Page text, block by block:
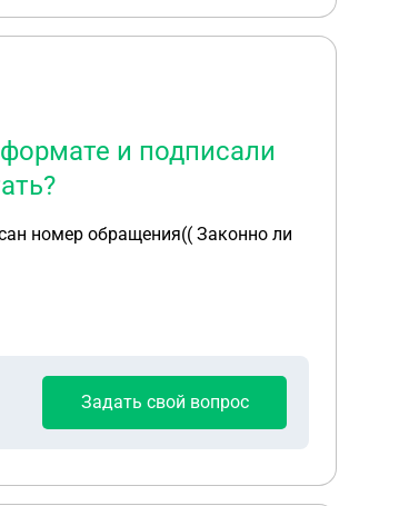
и подписали
Задать свой вопрос